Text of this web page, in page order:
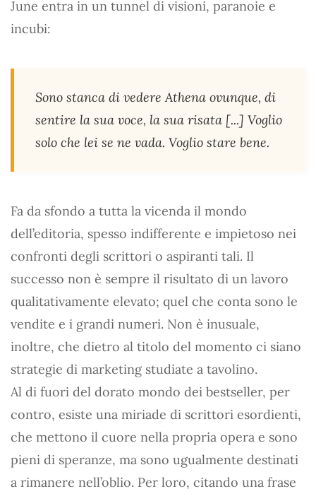
June entra in un tunnel di visioni, paranoie e
incubi:
Sono stanca di vedere Athena ovunque, di
sentire la sua voce, la sua risata [...] Voglio
solo che lei se ne vada. Voglio stare bene.
Fa da sfondo a tutta la vicenda il mondo
dell’editoria, spesso indifferente e impietoso nei
confronti degli scrittori o aspiranti tali. Il
successo non è sempre il risultato di un lavoro
qualitativamente elevato; quel che conta sono le
vendite e i grandi numeri. Non è inusuale,
inoltre, che dietro al titolo del momento ci siano
strategie di marketing studiate a tavolino.
Al di fuori del dorato mondo dei bestseller, per
contro, esiste una miriade di scrittori esordienti,
che mettono il cuore nella propria opera e sono
pieni di speranze, ma sono ugualmente destinati
a rimanere nell’oblio. Per loro, citando una frase